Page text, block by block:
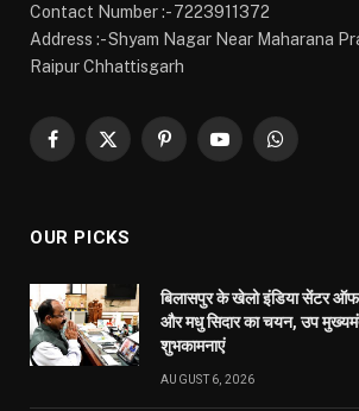
Contact Number :- 7223911372
Address :- Shyam Nagar Near Maharana
Raipur Chhattisgarh
Facebook
X
PinterestYouTubeWhatsApp
OUR PICKS
बिलासपुर के खेलो इंडिया सेंटर ऑफ
और मधु सिदार का चयन, उप
शुभकामनाएं
AUGUST 6, 2026